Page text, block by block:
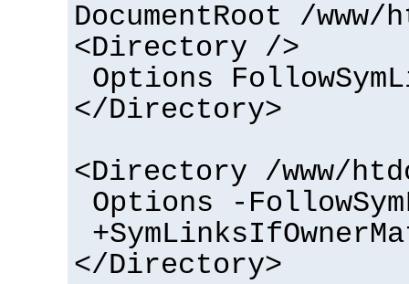
DocumentRoot /www/
<Directory />
Options
</Directory>
<Directory /www/
Options -
</Directory>